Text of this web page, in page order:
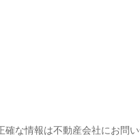
な情報は不動産会社にお問い